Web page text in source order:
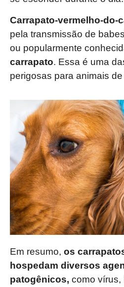
Carrapato-vermelho-do-
pela transmissão de
ou popularmente
carrapato. Essa é uma
perigosas para animais
Em resumo, os
hospedam diversos
patogênicos, como vírus,